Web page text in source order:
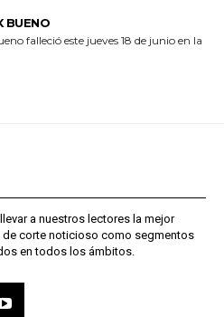
BUENO
falleció este jueves 18 de junio en la
a nuestros lectores la mejor
corte noticioso como segmentos
en todos los ámbitos.